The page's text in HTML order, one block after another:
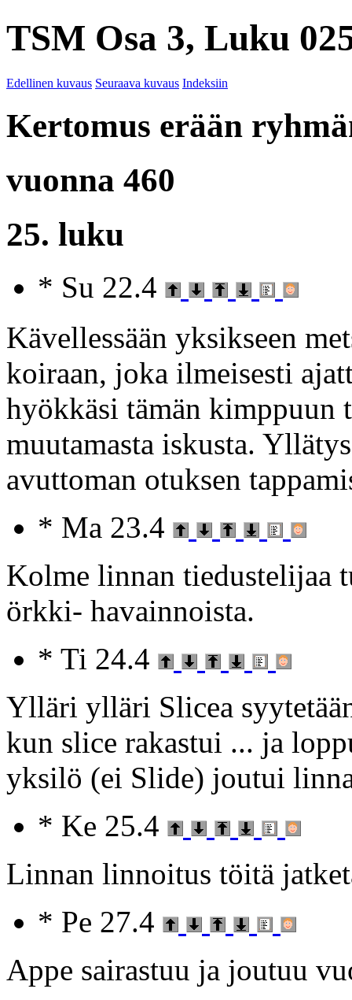
TSM Osa 3, Luku
Edellinen kuvaus Seuraava kuvaus Indeksiin
Kertomus erään
vuonna 460
25. luku
* Su 22.4
Kävellessään yksikseen
koiraan, joka ilmeisesti
hyökkäsi tämän kimppuun
muutamasta iskusta.
avuttoman otuksen
* Ma 23.4
Kolme linnan tiedustelijaa
örkki- havainnoista.
* Ti 24.4
Ylläri ylläri Slicea
kun slice rakastui ... ja
yksilö (ei Slide) joutui
* Ke 25.4
Linnan linnoitus töitä
* Pe 27.4
Appe sairastuu ja joutuu